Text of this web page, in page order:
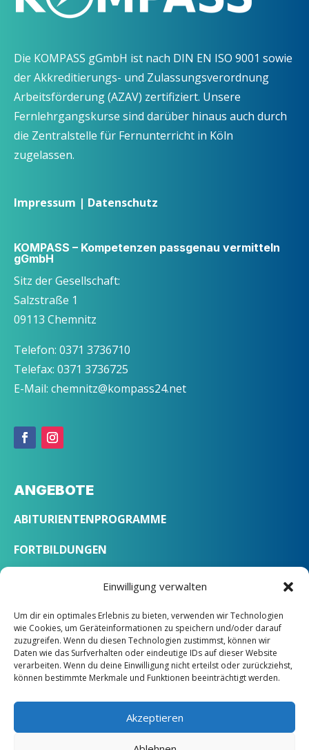
Einwilligung verwalten
Um dir ein optimales Erlebnis zu bieten, verwenden wir Technologien
wie Cookies, um Geräteinformationen zu speichern und/oder darauf
zuzugreifen. Wenn du diesen Technologien zustimmst, können wir
Daten wie das Surfverhalten oder eindeutige IDs auf dieser Website
verarbeiten. Wenn du deine Einwilligung nicht erteilst oder zurückziehst,
können bestimmte Merkmale und Funktionen beeinträchtigt werden.
Akzeptieren
Die KOMPASS gGmbH ist nach DIN EN ISO 9001 sowie
der Akkreditierungs- und Zulassungsverordnung
Arbeitsförderung (AZAV) zertifiziert. Unsere
Fernlehrgangskurse sind darüber hinaus auch durch
die Zentralstelle für Fernunterricht in Köln
zugelassen.
Impressum | Datenschutz
KOMPASS – Kompetenzen passgenau vermitteln
gGmbH
Sitz der Gesellschaft:
Salzstraße 1
09113 Chemnitz
Telefon: 0371 3736710
Telefax: 0371 3736725
E-Mail: chemnitz@kompass24.net
ANGEBOTE
ABITURIENTENPROGRAMME
FORTBILDUNGEN
ÜBER UNS
LEITBILD
STANDORTE